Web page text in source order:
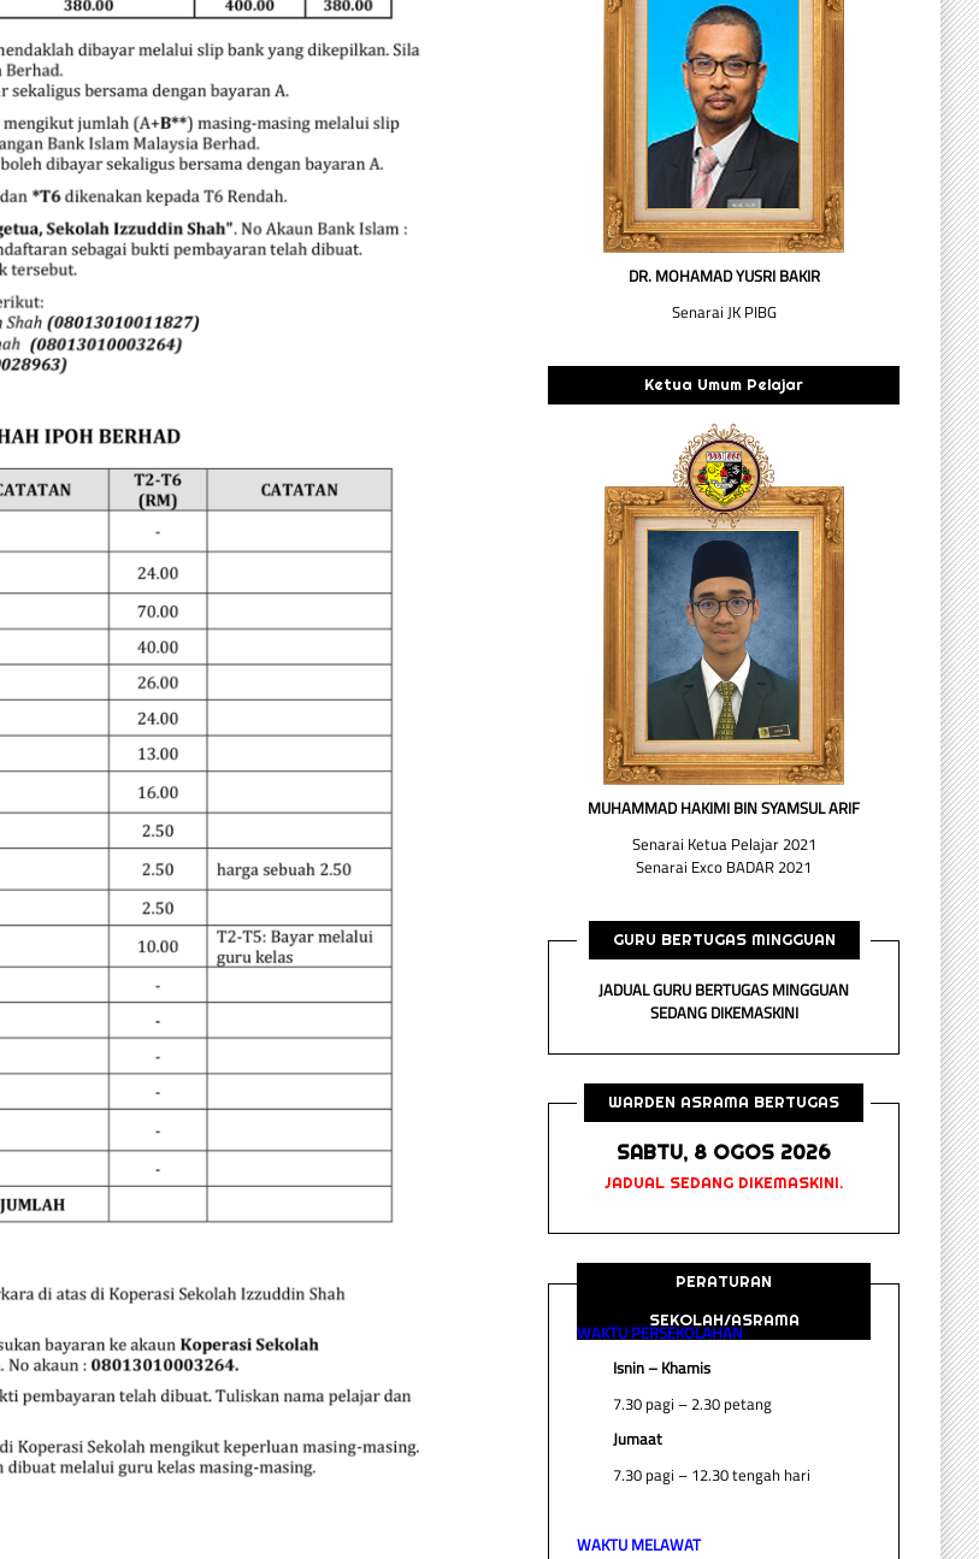
DR. MOHAMAD YUSRI BAKIR
Senarai JK PIBG
Ketua Umum Pelajar
MUHAMMAD HAKIMI BIN SYAMSUL ARIF
Senarai Ketua Pelajar 2021
Senarai Exco BADAR 2021
GURU BERTUGAS MINGGUAN
JADUAL GURU BERTUGAS MINGGUAN
SEDANG DIKEMASKINI
WARDEN ASRAMA BERTUGAS
SABTU, 8 OGOS 2026
JADUAL SEDANG DIKEMASKINI.
PERATURAN
SEKOLAH/ASRAMA
WAKTU PERSEKOLAHAN
Isnin – Khamis
7.30 pagi – 2.30 petang
Jumaat
7.30 pagi – 12.30 tengah hari
WAKTU MELAWAT